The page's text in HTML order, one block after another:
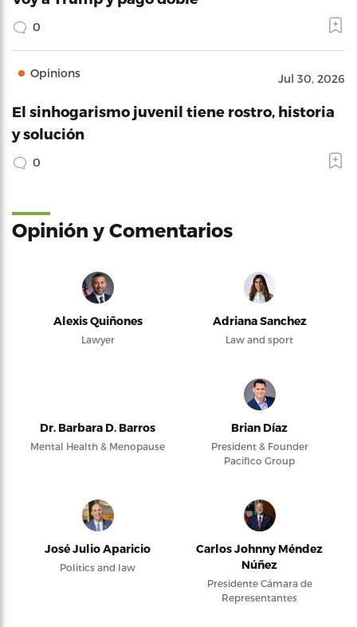
0
Opinions Jul 30, 2026
El sinhogarismo juvenil tiene rostro, historia
y solución
0
Opinión y Comentarios
Alexis Quiñones
Lawyer
Adriana Sanchez
Law and sport
Dr. Barbara D. Barros
Mental Health & Menopause
Brian Díaz
President & Founder
Pacifico Group
José Julio Aparicio
Politics and law
Carlos Johnny Méndez
Núñez
Presidente Cámara de
Representantes